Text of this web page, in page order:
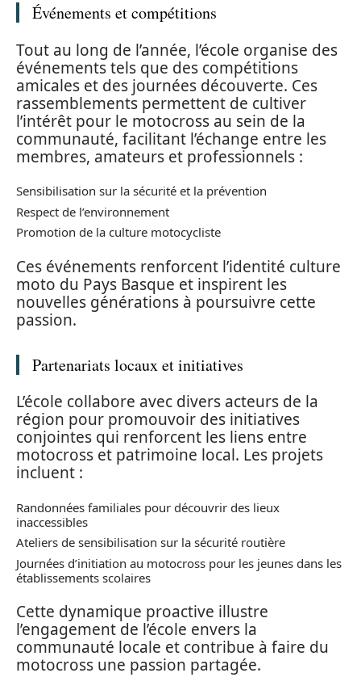
Événements et compétitions
Tout au long de l’année, l’école organise des
événements tels que des compétitions
amicales et des journées découverte. Ces
rassemblements permettent de cultiver
l’intérêt pour le motocross au sein de la
communauté, facilitant l’échange entre les
membres, amateurs et professionnels :
Sensibilisation sur la sécurité et la prévention
Respect de l’environnement
Promotion de la culture motocycliste
Ces événements renforcent l’identité culture
moto du Pays Basque et inspirent les
nouvelles générations à poursuivre cette
passion.
Partenariats locaux et initiatives
L’école collabore avec divers acteurs de la
région pour promouvoir des initiatives
conjointes qui renforcent les liens entre
motocross et patrimoine local. Les projets
incluent :
Randonnées familiales pour découvrir des lieux
inaccessibles
Ateliers de sensibilisation sur la sécurité routière
Journées d’initiation au motocross pour les jeunes dans les
établissements scolaires
Cette dynamique proactive illustre
l’engagement de l’école envers la
communauté locale et contribue à faire du
motocross une passion partagée.